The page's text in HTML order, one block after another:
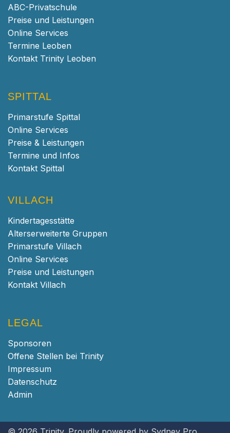
ABC-Privatschule
Preise und Leistungen
Online Services
Termine Leoben
Kontakt Trinity Leoben
SPITTAL
Primarstufe Spittal
Online Services
Preise & Leistungen
Termine und Infos
Kontakt Spittal
VILLACH
Kindertagesstätte
Alterserweiterte Gruppen
Primarstufe Villach
Online Services
Preise und Leistungen
Kontakt Villach
LEGAL
Sponsoren
Offene Stellen bei Trinity
Impressum
Datenschutz
Admin